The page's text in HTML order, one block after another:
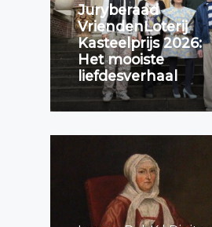
Juryberaad
VriendenLoterij
Kasteelprijs 2026:
Het mooiste
liefdesverhaal